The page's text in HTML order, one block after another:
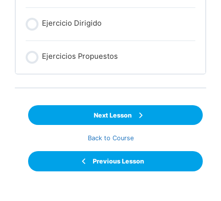
Ejercicio Dirigido
Ejercicios Propuestos
Previous Lesson
Back to Course
Next Lesson